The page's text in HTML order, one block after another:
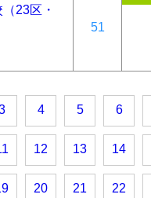
23区・
51
4 5 6
12 13 14
20 21 22